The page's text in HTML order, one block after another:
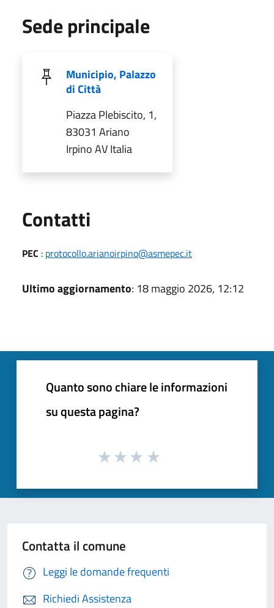
Sede principale
Municipio, Palazzo
di Città
Piazza Plebiscito, 1,
83031 Ariano
Irpino AV Italia
Contatti
PEC : protocollo.arianoirpino@asmepec.it
Ultimo aggiornamento: 18 maggio 2026, 12:12
Quanto sono chiare le informazioni
su questa pagina?
Contatta il comune
Leggi le domande frequenti
Richiedi Assistenza